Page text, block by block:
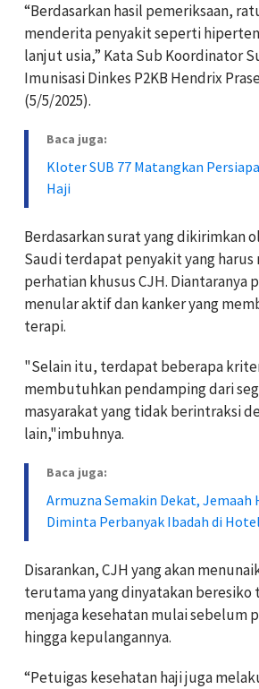
“Berdasarkan hasil pemeriksaan,
menderita penyakit seperti
lanjut usia,” Kata Sub Koordinator
Imunisasi Dinkes P2KB Hendrix
(5/5/2025).
Baca juga:
Kloter SUB 77 Matangkan
Haji
Berdasarkan surat yang dikirimkan
Saudi terdapat penyakit yang
perhatian khusus CJH. Diantaranya
menular aktif dan kanker yang
terapi.
"Selain itu, terdapat beberapa
membutuhkan pendamping dari
masyarakat yang tidak berintraksi
lain,"imbuhnya.
Baca juga:
Armuzna Semakin Dekat, Jemaah
Diminta Perbanyak Ibadah di Hotel
Disarankan, CJH yang akan
terutama yang dinyatakan beresiko
menjaga kesehatan mulai sebelum
hingga kepulangannya.
“Petuigas kesehatan haji juga